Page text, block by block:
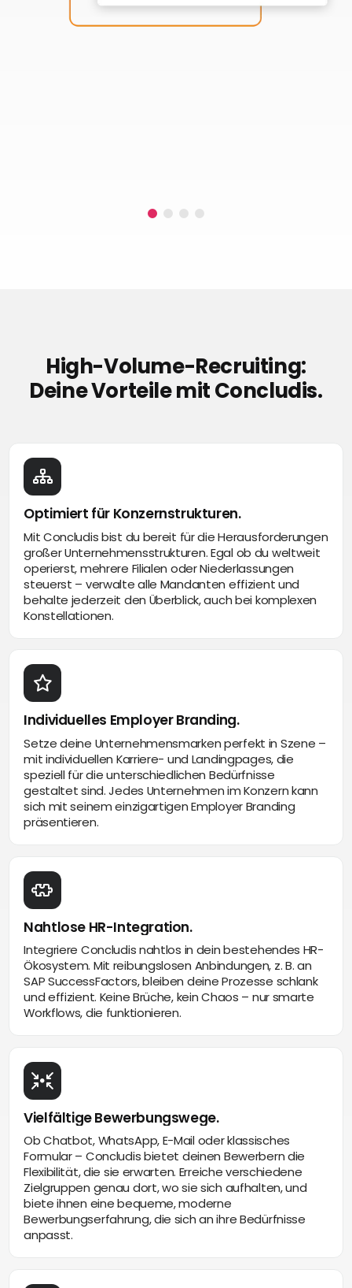
Theme-
High-Volume-Recruiting:
Deine Vorteile mit Concludis.
Optimiert für Konzernstrukturen.
Mit Concludis bist du bereit für die Herausforderungen
großer Unternehmensstrukturen. Egal ob du weltweit
operierst, mehrere Filialen oder Niederlassungen
steuerst – verwalte alle Mandanten effizient und
behalte jederzeit den Überblick, auch bei komplexen
Konstellationen.
Individuelles Employer Branding.
Setze deine Unternehmensmarken perfekt in Szene –
mit individuellen Karriere- und Landingpages, die
speziell für die unterschiedlichen Bedürfnisse
gestaltet sind. Jedes Unternehmen im Konzern kann
sich mit seinem einzigartigen Employer Branding
präsentieren.
Nahtlose HR-Integration.
Integriere Concludis nahtlos in dein bestehendes HR-
Ökosystem. Mit reibungslosen Anbindungen, z. B. an
SAP SuccessFactors, bleiben deine Prozesse schlank
und effizient. Keine Brüche, kein Chaos – nur smarte
Workflows, die funktionieren.
Vielfältige Bewerbungswege.
Ob Chatbot, WhatsApp, E-Mail oder klassisches
Formular – Concludis bietet deinen Bewerbern die
Flexibilität, die sie erwarten. Erreiche verschiedene
Zielgruppen genau dort, wo sie sich aufhalten, und
biete ihnen eine bequeme, moderne
Bewerbungserfahrung, die sich an ihre Bedürfnisse
anpasst.